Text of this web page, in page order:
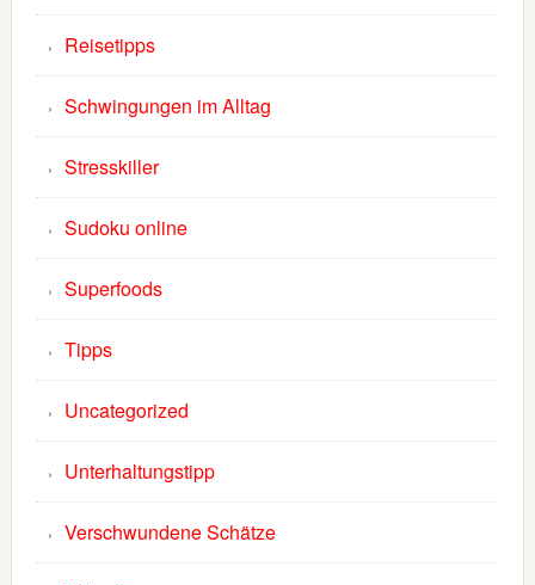
Reisetipps
Schwingungen im Alltag
Stresskiller
Sudoku online
Superfoods
Tipps
Uncategorized
Unterhaltungstipp
Verschwundene Schätze